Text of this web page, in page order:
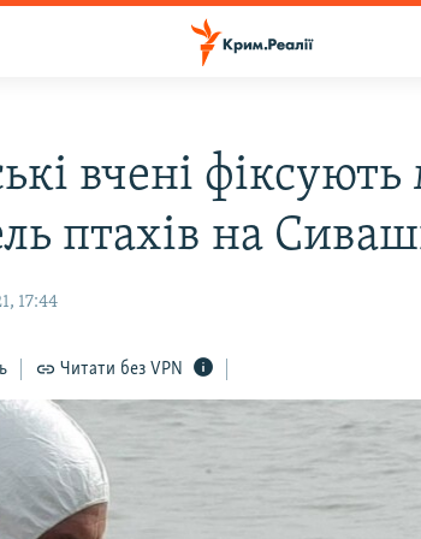
вчені фіксують
птахів на
17:44
Читати без VPN